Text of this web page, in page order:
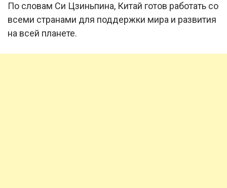
По словам Си Цзиньпина, Китай готов работать со
всеми странами для поддержки мира и развития
на всей планете.